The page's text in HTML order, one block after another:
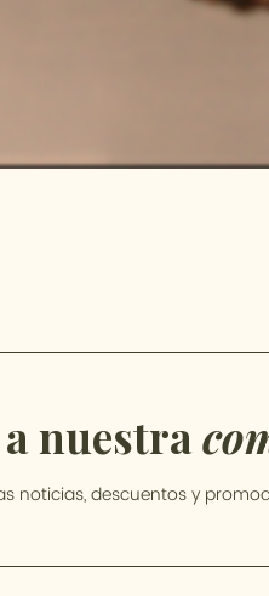
a nuestra
noticias, descuentos y